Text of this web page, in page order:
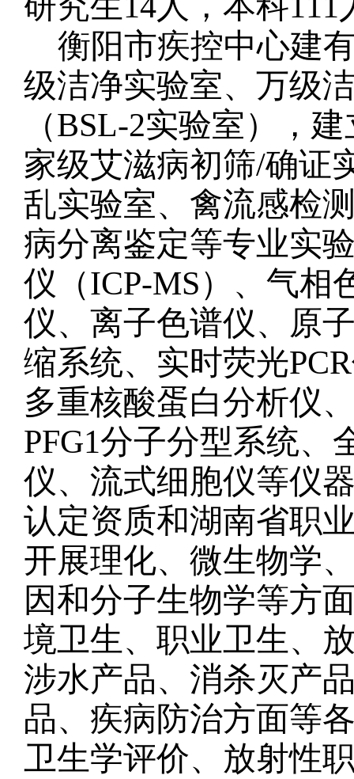
衡阳市疾控中心建
级洁净实验室、万级
（BSL-2实验室），
家级艾滋病初筛/确证
乱实验室、禽流感检
病分离鉴定等专业实
仪（ICP-MS）、气相
仪、离子色谱仪、原
缩系统、实时荧光
多重核酸蛋白分析仪
PFG1分子分型系统、
仪、流式细胞仪等仪
认定资质和湖南省职
开展理化、微生物学
因和分子生物学等方
境卫生、职业卫生、
涉水产品、消杀灭产
品、疾病防治方面等
卫生学评价、放射性